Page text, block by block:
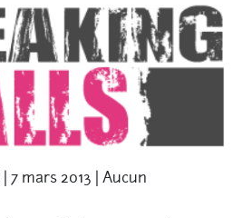
7 mars 2013
Aucun